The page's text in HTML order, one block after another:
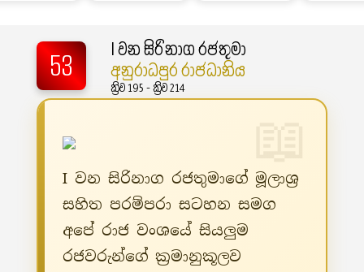
53
I වන සිරිනාග රජතුමා
අනුරාධපුර රාජධානිය
ක්‍රිව 195 - ක්‍රිව 214
I වන සිරිනාග රජතුමාගේ මූලාශ්‍ර
සහිත පරම්පරා සටහන සමග
අපේ රාජ වංශයේ සියලුම
රජවරුන්ගේ ක්‍රමානුකූලව